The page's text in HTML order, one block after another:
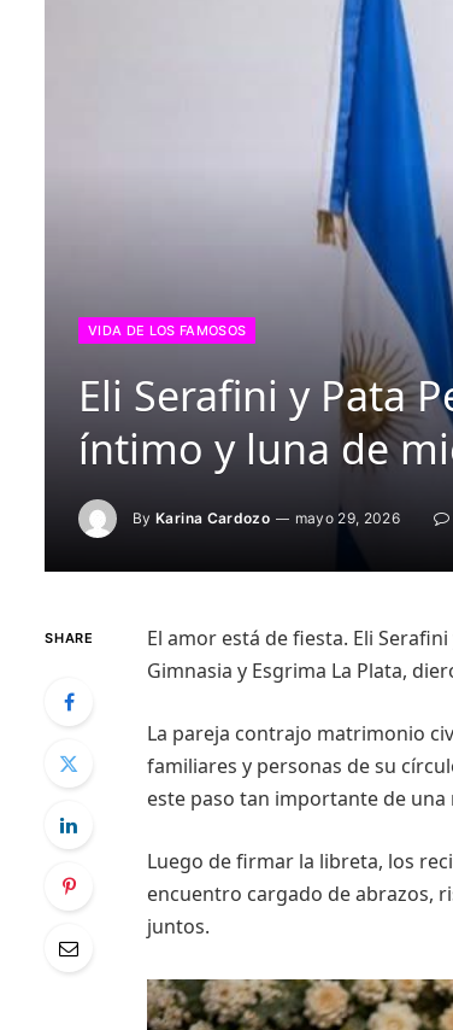
VIDA DE LOS FAMOSOS
Eli Serafini y Pata
íntimo y luna de
By Karina Cardozo mayo 29, 2026
SHARE
El amor está de fiesta. Eli
Gimnasia y Esgrima La Plata,
La pareja contrajo matrimonio
familiares y personas de su
este paso tan importante de una
Luego de firmar la libreta, los
encuentro cargado de abrazos,
juntos.